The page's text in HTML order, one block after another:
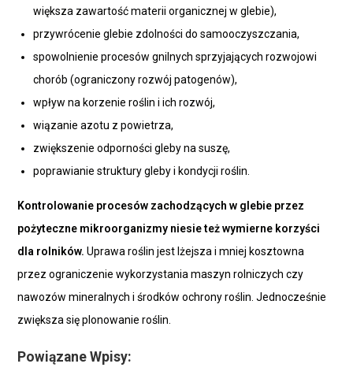
większa zawartość materii organicznej w glebie),
przywrócenie glebie zdolności do samooczyszczania,
spowolnienie procesów gnilnych sprzyjających rozwojowi
chorób (ograniczony rozwój patogenów),
wpływ na korzenie roślin i ich rozwój,
wiązanie azotu z powietrza,
zwiększenie odporności gleby na suszę,
poprawianie struktury gleby i kondycji roślin.
Kontrolowanie procesów zachodzących w glebie przez
pożyteczne mikroorganizmy niesie też wymierne korzyści
dla rolników.Uprawa roślin jest lżejsza i mniej kosztowna
przez ograniczenie wykorzystania maszyn rolniczych czy
nawozów mineralnych i środków ochrony roślin. Jednocześnie
zwiększa się plonowanie roślin.
Powiązane Wpisy: